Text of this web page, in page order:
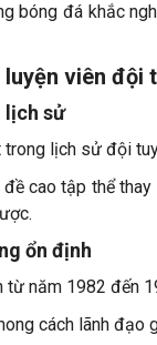
bóng đá khắc
viên đội
lịch sử
lịch sử đội
cao tập thể
ổn định
từ năm 1982 đến
cách lãnh